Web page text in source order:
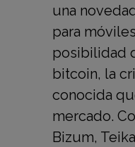
una
para
posibilidad
bitcoin, la
conocida
mercado.
Bizum,